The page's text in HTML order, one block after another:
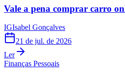
Vale a pena comprar carro
IGIsabel Gonçalves
21 de jul. de 2026
Ler
Finanças Pessoais